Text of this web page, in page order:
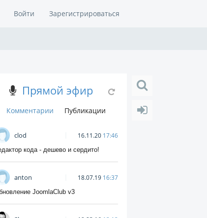
Войти Зарегистрироваться
Прямой эфир
Комментарии Публикации
clod 16.11.20 17:46
кода - дешево и сердито!
anton 18.07.19 16:37
JoomlaClub v3